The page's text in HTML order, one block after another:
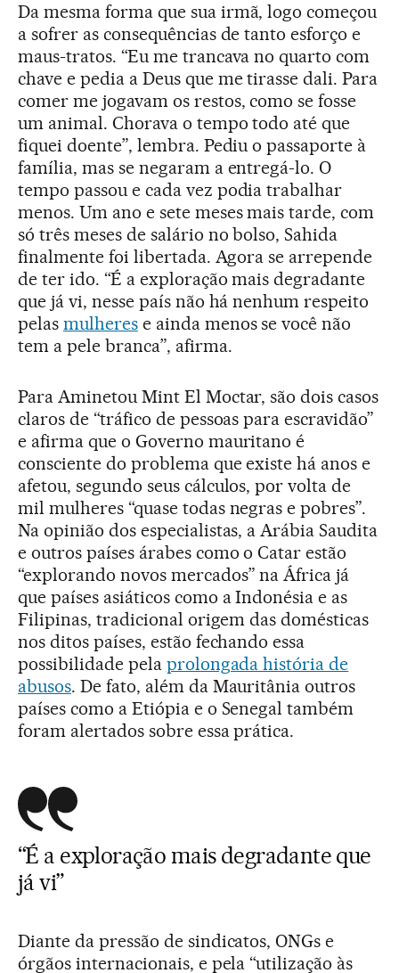
Da mesma forma que sua irmã, logo começou
a sofrer as consequências de tanto esforço e
maus-tratos. “Eu me trancava no quarto com
chave e pedia a Deus que me tirasse dali. Para
comer me jogavam os restos, como se fosse
um animal. Chorava o tempo todo até que
fiquei doente”, lembra. Pediu o passaporte à
família, mas se negaram a entregá-lo. O
tempo passou e cada vez podia trabalhar
menos. Um ano e sete meses mais tarde, com
só três meses de salário no bolso, Sahida
finalmente foi libertada. Agora se arrepende
de ter ido. “É a exploração mais degradante
que já vi, nesse país não há nenhum respeito
pelas mulherese ainda menos se você não
tem a pele branca”, afirma.
Para Aminetou Mint El Moctar, são dois casos
claros de “tráfico de pessoas para escravidão”
e afirma que o Governo mauritano é
consciente do problema que existe há anos e
afetou, segundo seus cálculos, por volta de
mil mulheres “quase todas negras e pobres”.
Na opinião dos especialistas, a Arábia Saudita
e outros países árabes como o Catar estão
“explorando novos mercados” na África já
que países asiáticos como a Indonésia e as
Filipinas, tradicional origem das domésticas
nos ditos países, estão fechando essa
possibilidade pela prolongada história de
abusos. De fato, além da Mauritânia outros
países como a Etiópia e o Senegal também
foram alertados sobre essa prática.
“É a exploração mais degradante que
já vi”
Diante da pressão de sindicatos, ONGs e
órgãos internacionais, e pela “utilização às